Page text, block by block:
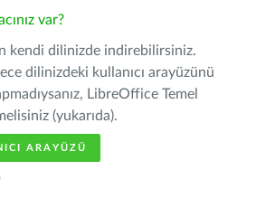
var?
kendi dilinizde indirebilirsiniz.
dilinizdeki kullanıcı arayüzünü
LibreOffice Temel
(yukarıda).
ARAYÜZÜ